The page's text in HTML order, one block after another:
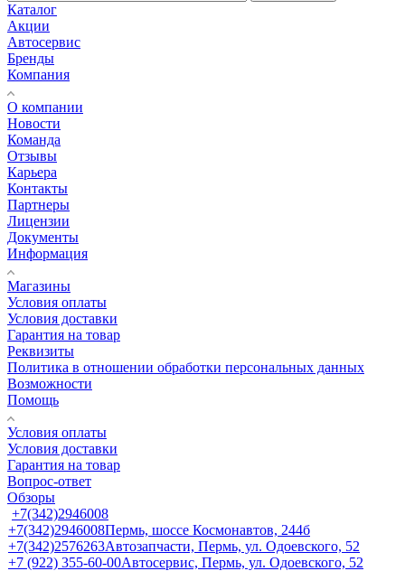
Каталог
Акции
Автосервис
Бренды
Компания
О компании
Новости
Команда
Отзывы
Карьера
Контакты
Партнеры
Лицензии
Документы
Информация
Магазины
Условия оплаты
Условия доставки
Гарантия на товар
Реквизиты
Политика в отношении обработки персональных данных
Возможности
Помощь
Условия оплаты
Условия доставки
Гарантия на товар
Вопрос-ответ
Обзоры
+7(342)2946008
+7(342)2946008Пермь, шоссе Космонавтов, 244б
+7(342)2576263Автозапчасти, Пермь, ул. Одоевского, 52
+7 (922) 355-60-00Автосервис, Пермь, ул. Одоевского, 52